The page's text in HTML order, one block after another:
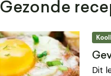
Gezonde
Dit